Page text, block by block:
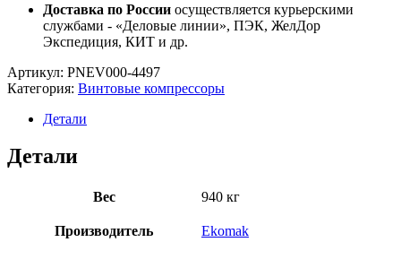
Доставка по России осуществляется курьерскими
службами - «Деловые линии», ПЭК, ЖелДор
Экспедиция, КИТ и др.
Артикул: PNEV000-4497
Категория: Винтовые компрессоры
Детали
Детали
Вес 940 кг
Производитель Ekomak